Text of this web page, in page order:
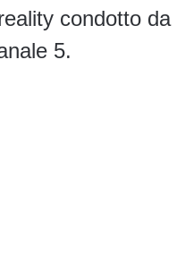
condotto da
5.